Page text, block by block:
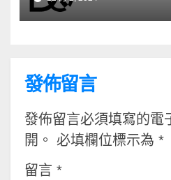
發佈留言
發佈留言必須填寫的電
開。 必填欄位標示為 *
留言 *